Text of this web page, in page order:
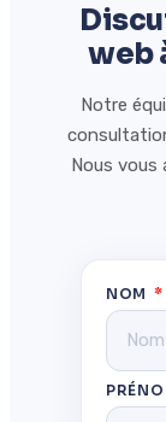
web
Notre
Nous vous
NOM